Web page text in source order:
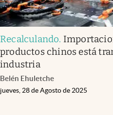
Recalculando.
productos chinos está
industria
Belén Ehuletche
jueves, 28 de Agosto de 2025